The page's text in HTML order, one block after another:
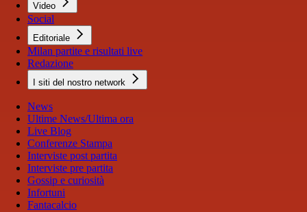
Video
Social
Editoriale
Milan partite e risultati live
Redazione
I siti del nostro network
News
Ultime News/Ultima ora
Live Blog
Conferenze Stampa
Interviste post partita
Interviste pre partita
Gossip e curiosità
Infortuni
Fantacalcio